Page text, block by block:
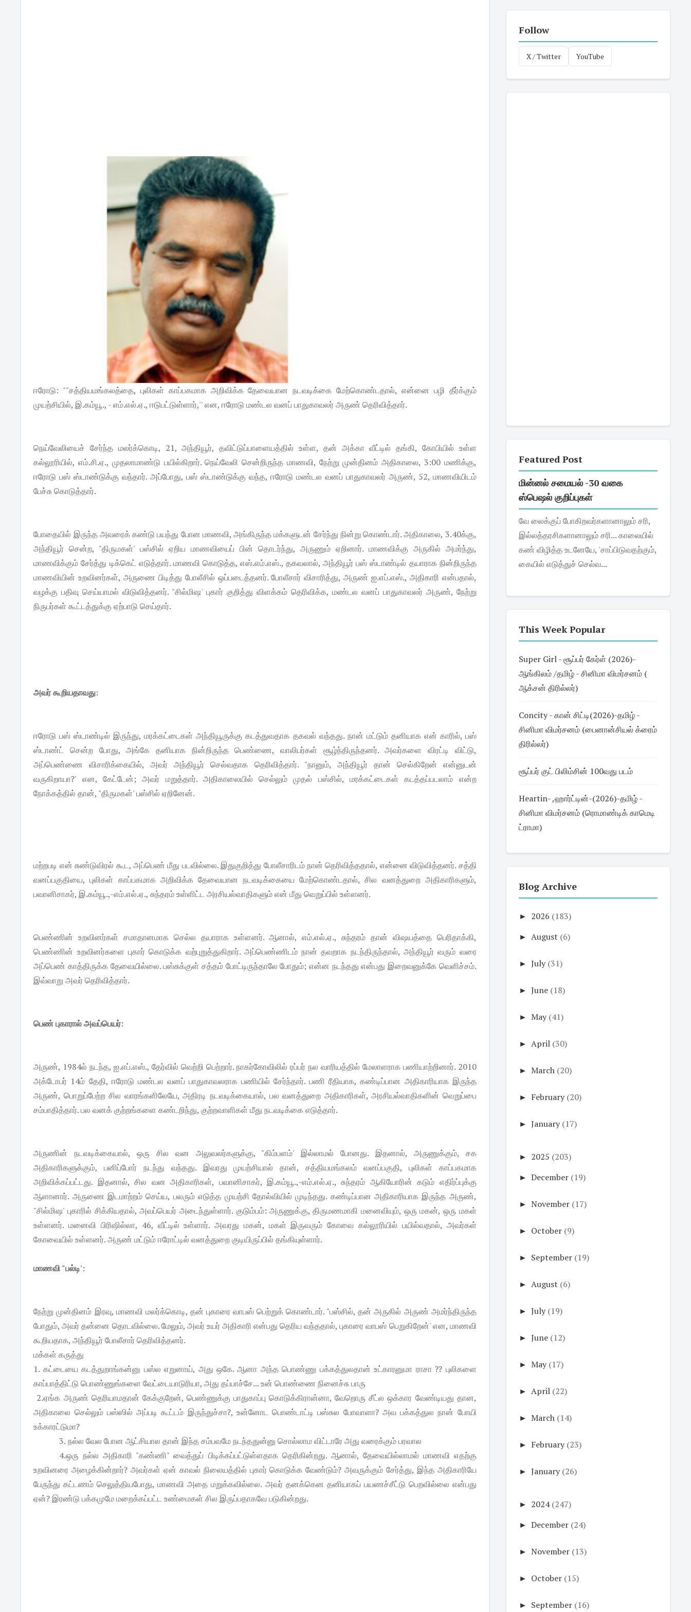
ஈரோடு: ""சத்தியமங்கலத்தை, புலிகள் காப்பகமாக அறிவிக்க தேவையான நடவடிக்கை மேற்கொண்டதால், என்னை பழி தீர்க்கும்
முயற்சியில், இ.கம்யூ., - எம்.எல்.ஏ., ஈடுபட்டுள்ளார்,'' என, ஈரோடு மண்டல வனப் பாதுகாவலர் அருண் தெரிவித்தார்.
நெய்வேலியைச் சேர்ந்த மலர்க்கொடி, 21, அந்தியூர், தவிட்டுப்பாளையத்தில் உள்ள, தன் அக்கா வீட்டில் தங்கி, கோபியில் உள்ள
கல்லூரியில், எம்.சி.ஏ., முதலாமாண்டு பயில்கிறார். நெய்வேலி சென்றிருந்த மாணவி, நேற்று முன்தினம் அதிகாலை, 3:00 மணிக்கு,
ஈரோடு பஸ் ஸ்டாண்டுக்கு வந்தார். அப்போது, பஸ் ஸ்டாண்டுக்கு வந்த, ஈரோடு மண்டல வனப் பாதுகாவலர் அருண், 52, மாணவியிடம்
பேச்சு கொடுத்தார்.
போதையில் இருந்த அவரைக் கண்டு பயந்து போன மாணவி, அங்கிருந்த மக்களுடன் சேர்ந்து நின்று கொண்டார். அதிகாலை, 3.40க்கு,
அந்தியூர் சென்ற, "திருமகள்' பஸ்சில் ஏறிய மாணவியைப் பின் தொடர்ந்து, அருணும் ஏறினார். மாணவிக்கு அருகில் அமர்ந்து,
மாணவிக்கும் சேர்த்து டிக்கெட் எடுத்தார். மாணவி கொடுத்த, எஸ்.எம்.எஸ்., தகவலால், அந்தியூர் பஸ் ஸ்டாண்டில் தயாராக நின்றிருந்த
மாணவியின் உறவினர்கள், அருணை பிடித்து போலீசில் ஒப்படைத்தனர். போலீசார் விசாரித்து, அருண் ஐ.எப்.எஸ்., அதிகாரி என்பதால்,
வழக்கு பதிவு செய்யாமல் விடுவித்தனர். "சில்மிஷ' புகார் குறித்து விளக்கம் தெரிவிக்க, மண்டல வனப் பாதுகாவலர் அருண், நேற்று
நிருபர்கள் கூட்டத்துக்கு ஏற்பாடு செய்தார்.
அவர் கூறியதாவது:
ஈரோடு பஸ் ஸ்டாண்டில் இருந்து, மரக்கட்டைகள் அந்தியூருக்கு கடத்துவதாக தகவல் வந்தது. நான் மட்டும் தனியாக என் காரில், பஸ்
ஸ்டாண்ட் சென்ற போது, அங்கே தனியாக நின்றிருந்த பெண்ணை, வாலிபர்கள் சூழ்ந்திருந்தனர். அவர்களை விரட்டி விட்டு,
அப்பெண்ணை விசாரிக்கையில், அவர் அந்தியூர் செல்வதாக தெரிவித்தார். "நானும், அந்தியூர் தான் செல்கிறேன் என்னுடன்
வருகிறாயா?' என, கேட்டேன்; அவர் மறுத்தார். அதிகாலையில் செல்லும் முதல் பஸ்சில், மரக்கட்டைகள் கடத்தப்படலாம் என்ற
நோக்கத்தில் தான், "திருமகள்' பஸ்சில் ஏறினேன்.
மற்றபடி என் சுண்டுவிரல் கூட, அப்பெண் மீது படவில்லை. இதுகுறித்து போலீசாரிடம் நான் தெரிவித்ததால், என்னை விடுவித்தனர். சத்தி
வனப்பகுதியை, புலிகள் காப்பகமாக அறிவிக்க தேவையான நடவடிக்கையை மேற்கொண்டதால், சில வனத்துறை அதிகாரிகளும்,
பவானிசாகர், இ.கம்யூ.,-எம்.எல்.ஏ., சுந்தரம் உள்ளிட்ட அரசியல்வாதிகளும் என் மீது வெறுப்பில் உள்ளனர்.
பெண்ணின் உறவினர்கள் சமாதானமாக செல்ல தயாராக உள்ளனர். ஆனால், எம்.எல்.ஏ., சுந்தரம் தான் விஷயத்தை பெரிதாக்கி,
பெண்ணின் உறவினர்களை புகார் கொடுக்க வற்புறுத்துகிறார். அப்பெண்ணிடம் நான் தவறாக நடந்திருந்தால், அந்தியூர் வரும் வரை
அப்பெண் காத்திருக்க தேவையில்லை. பஸ்சுக்குள் சத்தம் போட்டிருந்தாலே போதும்; என்ன நடந்தது என்பது இறைவனுக்கே வெளிச்சம்.
இவ்வாறு அவர் தெரிவித்தார்.
பெண் புகாரால் அவப்பெயர்:
அருண், 1984ல் நடந்த, ஐ.எப்.எஸ்., தேர்வில் வெற்றி பெற்றார். நாகர்கோவிலில் ரப்பர் நல வாரியத்தில் மேலாளராக பணியாற்றினார். 2010
அக்டோபர் 14ம் தேதி, ஈரோடு மண்டல வனப் பாதுகாவலராக பணியில் சேர்ந்தார். பணி ரீதியாக, கண்டிப்பான அதிகாரியாக இருந்த
அருண், பொறுப்பேற்ற சில வாரங்களிலேயே, அதிரடி நடவடிக்கையால், பல வனத்துறை அதிகாரிகள், அரசியல்வாதிகளின் வெறுப்பை
சம்பாதித்தார். பல வனக் குற்றங்களை கண்டறிந்து, குற்றவாளிகள் மீது நடவடிக்கை எடுத்தார்.
அருணின் நடவடிக்கையால், ஒரு சில வன அலுவலர்களுக்கு, "கிம்பளம்' இல்லாமல் போனது. இதனால், அருணுக்கும், சக
அதிகாரிகளுக்கும், பனிப்போர் நடந்து வந்தது. இவரது முயற்சியால் தான், சத்தியமங்கலம் வனப்பகுதி, புலிகள் காப்பகமாக
அறிவிக்கப்பட்டது. இதனால், சில வன அதிகாரிகள், பவானிசாகர், இ.கம்யூ.,-எம்.எல்.ஏ., சுந்தரம் ஆகியோரின் கடும் எதிர்ப்புக்கு
ஆளானார். அருணை இடமாற்றம் செய்ய, பலரும் எடுத்த முயற்சி தோல்வியில் முடிந்தது. கண்டிப்பான அதிகாரியாக இருந்த அருண்,
"சில்மிஷ' புகாரில் சிக்கியதால், அவப்பெயர் அடைந்துள்ளார். குடும்பம்: அருணுக்கு, திருமணமாகி மனைவியும், ஒரு மகன், ஒரு மகள்
உள்ளனர். மனைவி பிரிஷில்லா, 46, வீட்டில் உள்ளார். அவரது மகன், மகள் இருவரும் கோவை கல்லூரியில் பயில்வதால், அவர்கள்
கோவையில் உள்ளனர். அருண் மட்டும் ஈரோட்டில் வனத்துறை குடியிருப்பில் தங்கியுள்ளார்.
மாணவி "பல்டி':
நேற்று முன்தினம் இரவு, மாணவி மலர்க்கொடி, தன் புகாரை வாபஸ் பெற்றுக் கொண்டார். "பஸ்சில், தன் அருகில் அருண் அமர்ந்திருந்த
போதும், அவர் தன்னை தொடவில்லை. மேலும், அவர் உயர் அதிகாரி என்பது தெரிய வந்ததால், புகாரை வாபஸ் பெறுகிறேன்' என, மாணவி
கூறியதாக, அந்தியூர் போலீசார் தெரிவித்தனர்.
மக்கள் கருத்து
1. கட்டையை கடத்துறாங்கன்னு பஸ்ல எறுனாய், அது ஒகே. ஆனா அந்த பொண்ணு பக்கத்துலதான் உட்காரனுமா ராசா ?? புலிகளை
காப்பாத்திட்டு பொண்ணுங்களை வேட்டையாடுரியா, அது தப்பாச்சே... உன் பொண்ணை நினைச்சு பாரு
2.ஏங்க அருண் தெரியாமதான் கேக்குறேன், பெண்ணுக்கு பாதுகாப்பு கொடுக்கிரான்னா, வேறொரு சீட்ல ஒக்கார வேண்டியது தான,
அதிகாலை செல்லும் பஸ்ஸில் அப்படி கூட்டம் இருந்துச்சா?, உன்னோட பொண்டாட்டி பஸ்சுல போவாளா? அவ பக்கத்துல நான் போயி
உக்காரட்டுமா?
3. நல்ல வேல போன ஆட்சியால தான் இந்த சம்பவமே நடந்ததுன்னு சொல்லாம விட்டாரே அது வரைக்கும் பரவால
4.ஒரு நல்ல அதிகாரி "கண்ணி" வைத்துப் பிடிக்கப்பட்டுள்ளதாக தெரிகின்றது. ஆனால், தேவையில்லாமல் மாணவி எதற்கு
உறவினரை அழைக்கின்றார்? அவர்கள் ஏன் காவல் நிலையத்தில் புகார் கொடுக்க வேண்டும்? அவருக்கும் சேர்த்து, இந்த அதிகாரியே
பேருந்து கட்டணம் செலுத்தியபோது, மாணவி அதை மறுக்கவில்லை. அவர் தனக்கென தனியாகப் பயணச்சீட்டு பெறவில்லை என்பது
ஏன்? இரண்டு பக்கமுமே மறைக்கப்பட்ட உண்மைகள் சில இருப்பதாகவே படுகின்றது.
Follow
X / Twitter YouTube
Featured Post
மின்னல் சமையல் -30 வகை
ஸ்பெஷல் குறிப்புகள்
வே லைக்குப் போகிறவர்களானாலும் சரி,
இல்லத்தரசிகளானாலும் சரி... காலையில்
கண் விழித்த உடனேயே, 'சாப்பிடுவதற்கும்,
கையில் எடுத்துச் செல்வ...
This Week Popular
Super Girl - சூப்பர் கேர்ள் (2026)-
ஆங்கிலம் /தமிழ் - சினிமா விமர்சனம் (
ஆக்சன் திரில்லர்)
Concity - கான் சிட்டி(2026)-தமிழ் -
சினிமா விமர்சனம் (பைனான்சியல் க்ரைம்
திரில்லர்)
சூப்பர் குட் பிலிம்சின் 100வது படம்
Heartin- ,ஹார்ட்டின்-(2026)-தமிழ் -
சினிமா விமர்சனம் (ரொமாண்டிக் காமெடி
ட்ராமா)
Blog Archive
► 2026 (183)
► August (6)
► July (31)
► June (18)
► May (41)
► April (30)
► March (20)
► February (20)
► January (17)
► 2025 (203)
► December (19)
► November (17)
► October (9)
► September (19)
► August (6)
► July (19)
► June (12)
► May (17)
► April (22)
► March (14)
► February (23)
► January (26)
► 2024 (247)
► December (24)
► November (13)
► October (15)
► September (16)